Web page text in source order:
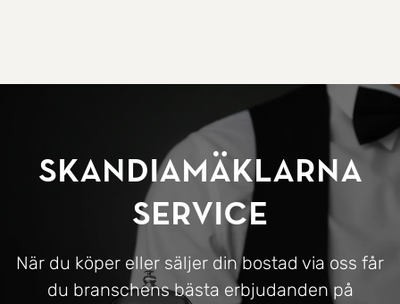
SkandiaMäklarna
Service
När du köper eller säljer din bostad via oss får
du branschens bästa erbjudanden på